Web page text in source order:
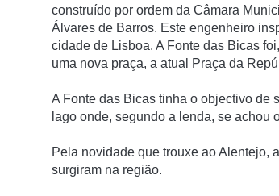
construído por ordem da Câmara
Álvares de Barros. Este engenheiro
cidade de Lisboa. A Fonte das Bicas
uma nova praça, a atual Praça da
A Fonte das Bicas tinha o objectivo de
lago onde, segundo a lenda, se achou
Pela novidade que trouxe ao Alentejo,
surgiram na região.